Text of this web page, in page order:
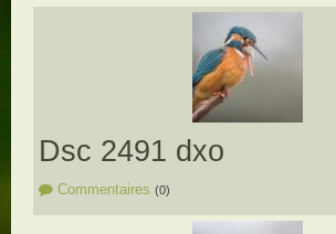
Dsc 2491 dxo
Commentaires (0)